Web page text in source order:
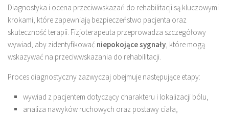
Diagnostyka i ocena przeciwwskazań do rehabilitacji są kluczowymi
krokami, które zapewniają bezpieczeństwo pacjenta oraz
skuteczność terapii. Fizjoterapeuta przeprowadza szczegółowy
wywiad, aby zidentyfikować niepokojące sygnały, które mogą
wskazywać na przeciwwskazania do rehabilitacji.
Proces diagnostyczny zazwyczaj obejmuje następujące etapy:
wywiad z pacjentem dotyczący charakteru i lokalizacji bólu,
analiza nawyków ruchowych oraz postawy ciała,